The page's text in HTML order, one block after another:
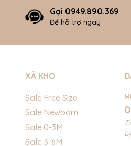
Gọi 0949.890.369
Để hỗ trợ ngay
XẢ KHO
Sale Free Size
Sale Newborn
Sale 0-3M
Sale 3-6M